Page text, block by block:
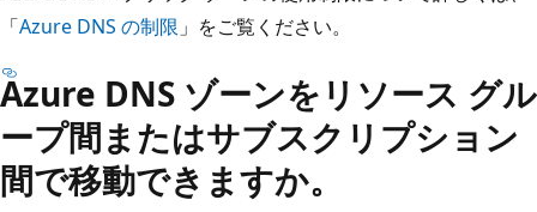
「Azure DNS の制限 」をご覧ください。
Azure DNS ゾーンをリソース グル
ープ間またはサブスクリプション
間で移動できますか。